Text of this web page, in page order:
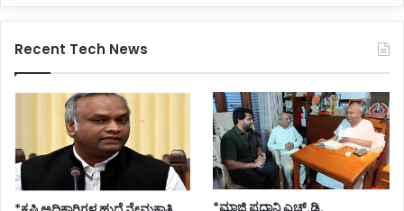
Recent Tech News